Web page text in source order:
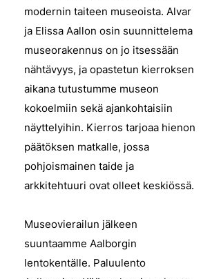
modernin taiteen museoista. Alvar
ja Elissa Aallon osin suunnittelema
museorakennus on jo itsessään
nähtävyys, ja opastetun kierroksen
aikana tutustumme museon
kokoelmiin sekä ajankohtaisiin
näyttelyihin. Kierros tarjoaa hienon
päätöksen matkalle, jossa
pohjoismainen taide ja
arkkitehtuuri ovat olleet keskiössä.
Museovierailun jälkeen
suuntaamme Aalborgin
lentokentälle. Paluulento